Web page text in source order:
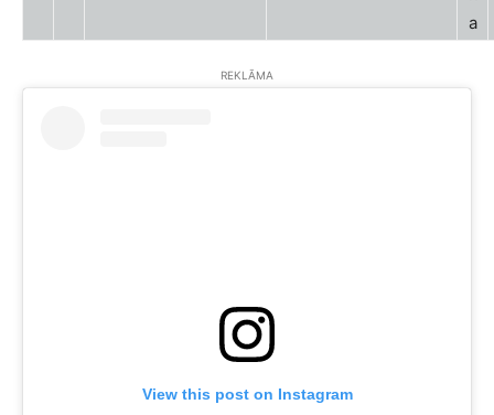
a
REKLĀMA
View this post on Instagram